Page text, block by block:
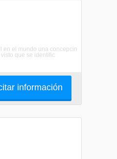
en el mundo una concepcin
que se identific
información